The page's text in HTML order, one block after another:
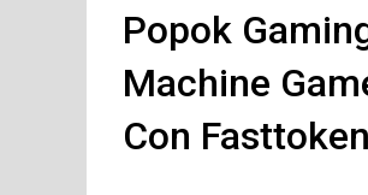
Popok
Machine
Con